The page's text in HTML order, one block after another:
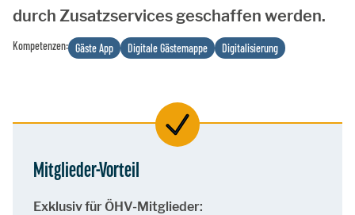
durch Zusatzservices geschaffen werden.
Kompetenzen: Gäste App Digitale Gästemappe Digitalisierung
Mitglieder-Vorteil
Exklusiv für ÖHV-Mitglieder: